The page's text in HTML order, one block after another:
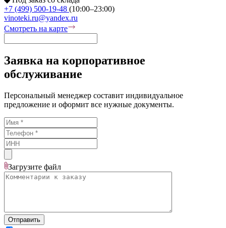
+7 (499) 500-19-48 (10:00–23:00)
vinoteki.ru@yandex.ru
Смотреть на карте
Заявка на корпоративное
обслуживание
Персональный менеджер составит индивидуальное
предложение и оформит все нужные документы.
Загрузите файл
Отправить